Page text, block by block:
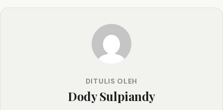
DITULIS OLEH
Dody Sulpiandy